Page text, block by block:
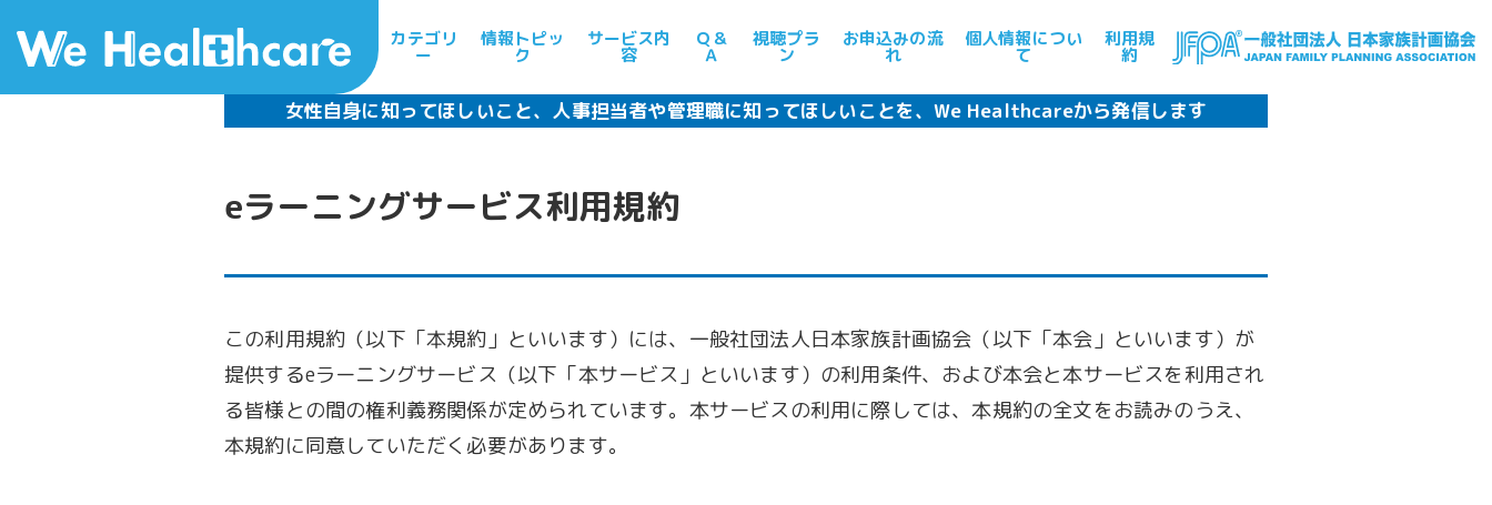
カテゴリ
ー
情報トピッ
ク
サービス内
容
Ｑ＆
Ａ
視聴プラ
ン
お申込みの流
れ
個人情報につい
て
利用規
約
女性自身に知ってほしいこと、人事担当者や管理職に知ってほしいことを、We Healthcareから発信します
eラーニングサービス利用規約
この利用規約（以下「本規約」といいます）には、一般社団法人日本家族計画協会（以下「本会」といいます）が
提供するeラーニングサービス（以下「本サービス」といいます）の利用条件、および本会と本サービスを利用され
る皆様との間の権利義務関係が定められています。本サービスの利用に際しては、本規約の全文をお読みのうえ、
本規約に同意していただく必要があります。